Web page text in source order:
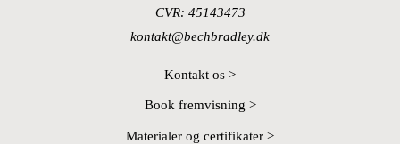
CVR: 45143473
kontakt@bechbradley.dk
Kontakt os >
Book fremvisning >
Materialer og certifikater >